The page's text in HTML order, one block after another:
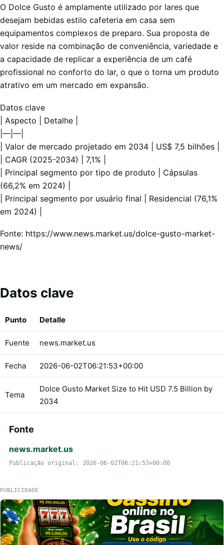
O Dolce Gusto é amplamente utilizado por lares que
desejam bebidas estilo cafeteria em casa sem
equipamentos complexos de preparo. Sua proposta de
valor reside na combinação de conveniência, variedade e
a capacidade de replicar a experiência de um café
profissional no conforto do lar, o que o torna um produto
atrativo em um mercado em expansão.
Datos clave
| Aspecto | Detalhe |
|—|—|
| Valor de mercado projetado em 2034 | US$ 7,5 bilhões |
| CAGR (2025-2034) | 7,1% |
| Principal segmento por tipo de produto | Cápsulas
(66,2% em 2024) |
| Principal segmento por usuário final | Residencial (76,1%
em 2024) |
Fonte: https://www.news.market.us/dolce-gusto-market-
news/
Datos clave
Punto Detalle
Fuente news.market.us
Fecha 2026-06-02T06:21:53+00:00
Tema
Dolce Gusto Market Size to Hit USD 7.5 Billion by
2034
Fonte
news.market.us
Publicação original: 2026-06-02T06:21:53+00:00
PUBLICIDADE